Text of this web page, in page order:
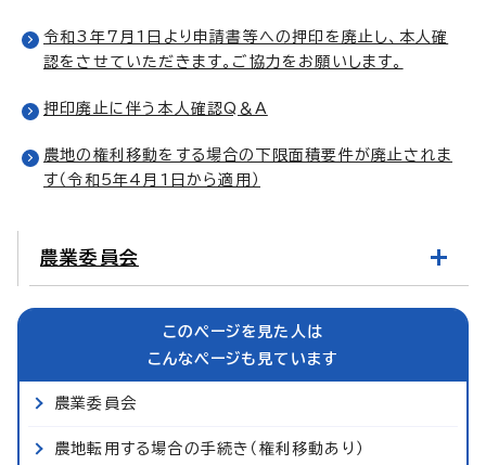
令和3年7月1日より申請書等への押印を廃止し、本人確
認をさせていただきます。ご協力をお願いします。
押印廃止に伴う本人確認Q＆A
農地の権利移動をする場合の下限面積要件が廃止されま
す（令和5年4月1日から適用）
農業委員会
このページを見た人は
こんなページも見ています
農業委員会
農地転用する場合の手続き（権利移動あり）